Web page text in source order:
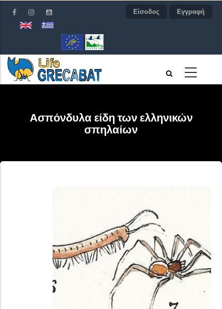
προς
περιεχόμενο
Είσοδος Εγγραφή
Ασπόνδυλα είδη των ελληνικών
σπηλαίων